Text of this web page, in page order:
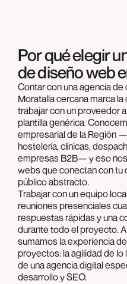
Por qué elegir
de diseño web
Contar con una agencia
Moratalla cercana marca
trabajar con un proveedor
plantilla genérica.
empresarial de la Región
hostelería, clínicas,
empresas B2B— y eso
webs que conectan con tu
público abstracto.
Trabajar con un equipo
reuniones presenciales
respuestas rápidas y una
durante todo el proyecto.
sumamos la experiencia
proyectos: la agilidad de lo
de una agencia digital
desarrollo y SEO.